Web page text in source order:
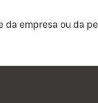
empresa ou da